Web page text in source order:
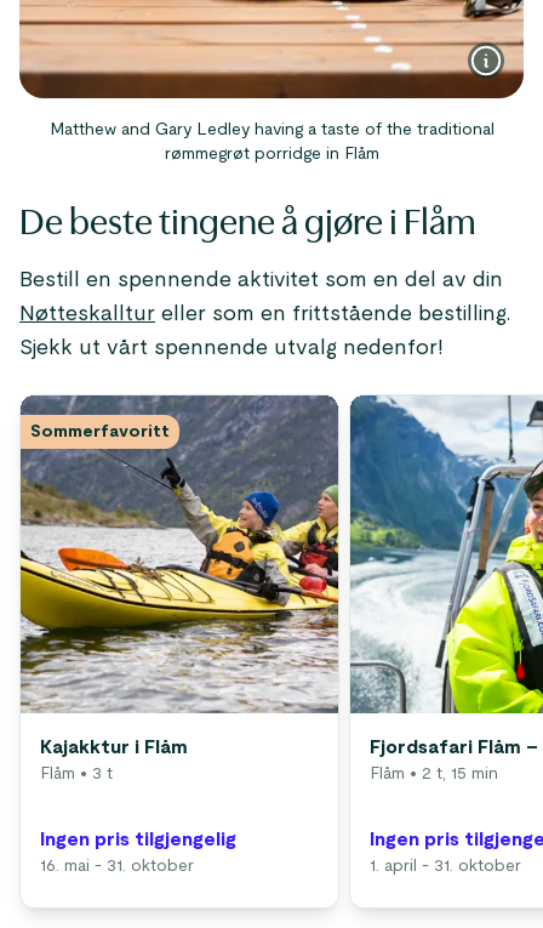
Matthew and Gary Ledley having a taste of the traditional
rømmegrøt porridge in Flåm
De beste tingene å gjøre i Flåm
Bestill en spennende aktivitet som en del av din
Nøtteskalltur eller som en frittstående bestilling.
Sjekk ut vårt spennende utvalg nedenfor!
Sommerfavoritt
Kajakktur i Flåm
Flåm • 3 t
Ingen pris tilgjengelig
16. mai - 31. oktober
Fjordsafari Flåm –
Flåm • 2 t, 15 min
Ingen pris
1. april - 31. oktober